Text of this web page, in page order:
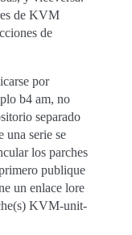
de KVM
de
por
b4 am, no
separado
una serie se
los parches
publique
un enlace lore
KVM-unit-